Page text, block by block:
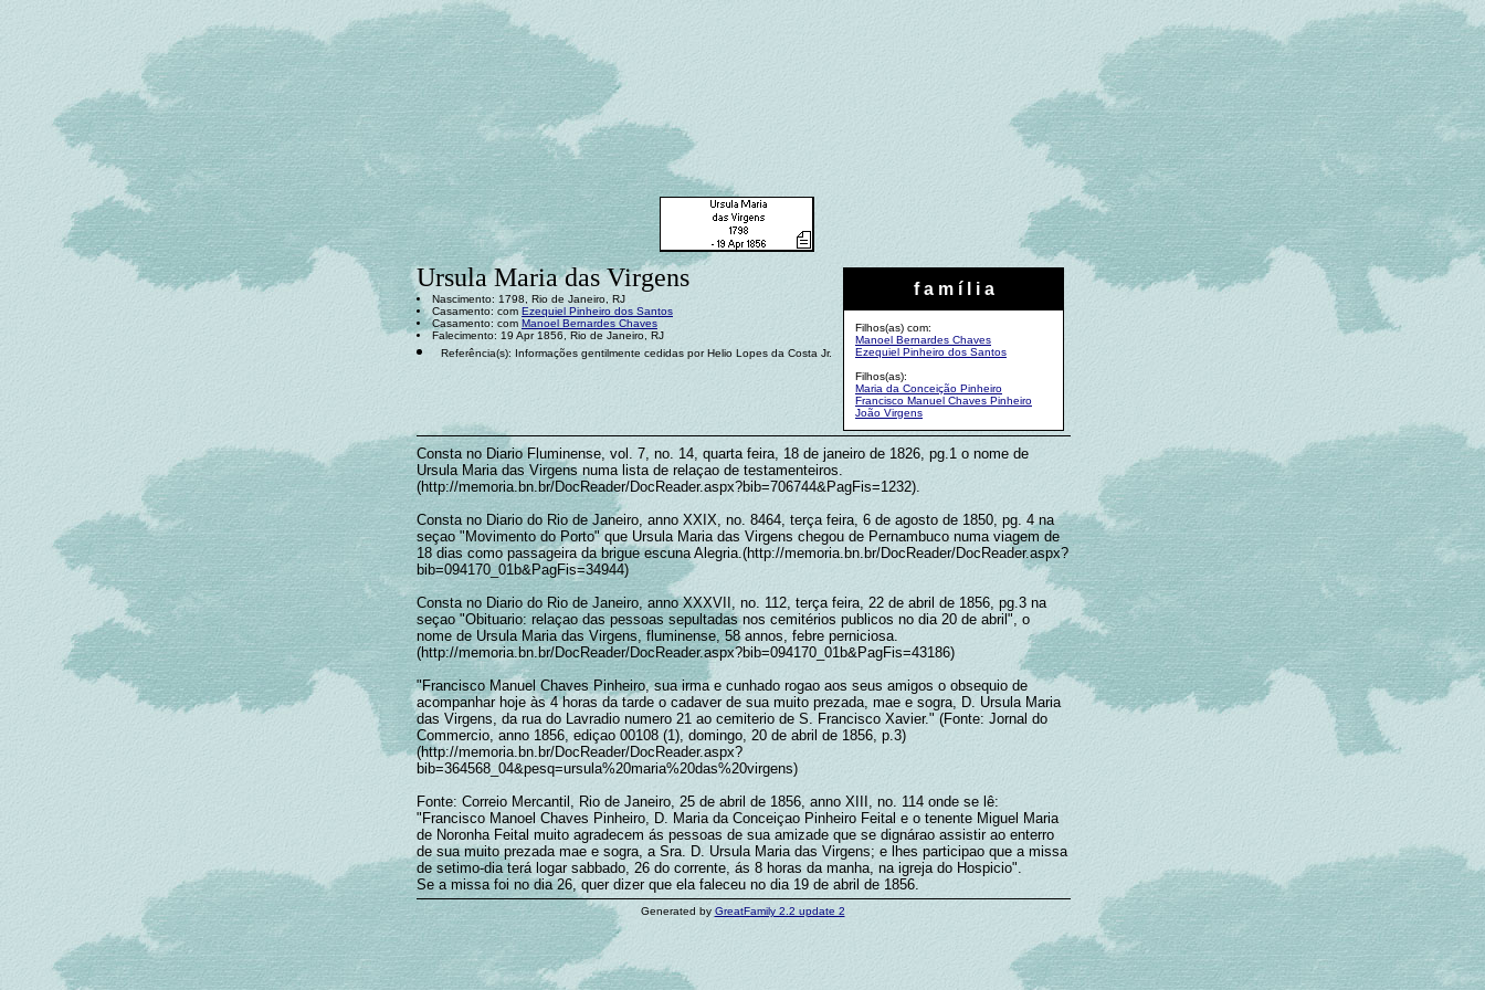
f a m í l i a
Filhos(as) com:
Manoel Bernardes Chaves
Ezequiel Pinheiro dos Santos
Filhos(as):
Maria da Conceição Pinheiro
Francisco Manuel Chaves Pinheiro
João Virgens
Ursula Maria das Virgens
Nascimento: 1798, Rio de Janeiro, RJ
Casamento: com Ezequiel Pinheiro dos Santos
Casamento: com Manoel Bernardes Chaves
Falecimento: 19 Apr 1856, Rio de Janeiro, RJ
Referência(s): Informações gentilmente cedidas por Helio Lopes da Costa Jr.
Consta no Diario Fluminense, vol. 7, no. 14, quarta feira, 18 de janeiro de 1826, pg.1 o nome de
Ursula Maria das Virgens numa lista de relaçao de testamenteiros.
(http://memoria.bn.br/DocReader/DocReader.aspx?bib=706744&PagFis=1232).
Consta no Diario do Rio de Janeiro, anno XXIX, no. 8464, terça feira, 6 de agosto de 1850, pg. 4 na
seçao "Movimento do Porto" que Ursula Maria das Virgens chegou de Pernambuco numa viagem de
18 dias como passageira da brigue escuna Alegria.(http://memoria.bn.br/DocReader/DocReader.aspx?
bib=094170_01b&PagFis=34944)
Consta no Diario do Rio de Janeiro, anno XXXVII, no. 112, terça feira, 22 de abril de 1856, pg.3 na
seçao "Obituario: relaçao das pessoas sepultadas nos cemitérios publicos no dia 20 de abril", o
nome de Ursula Maria das Virgens, fluminense, 58 annos, febre perniciosa.
(http://memoria.bn.br/DocReader/DocReader.aspx?bib=094170_01b&PagFis=43186)
"Francisco Manuel Chaves Pinheiro, sua irma e cunhado rogao aos seus amigos o obsequio de
acompanhar hoje às 4 horas da tarde o cadaver de sua muito prezada, mae e sogra, D. Ursula Maria
das Virgens, da rua do Lavradio numero 21 ao cemiterio de S. Francisco Xavier." (Fonte: Jornal do
Commercio, anno 1856, ediçao 00108 (1), domingo, 20 de abril de 1856, p.3)
(http://memoria.bn.br/DocReader/DocReader.aspx?
bib=364568_04&pesq=ursula%20maria%20das%20virgens)
Fonte: Correio Mercantil, Rio de Janeiro, 25 de abril de 1856, anno XIII, no. 114 onde se lê:
"Francisco Manoel Chaves Pinheiro, D. Maria da Conceiçao Pinheiro Feital e o tenente Miguel Maria
de Noronha Feital muito agradecem ás pessoas de sua amizade que se dignárao assistir ao enterro
de sua muito prezada mae e sogra, a Sra. D. Ursula Maria das Virgens; e lhes participao que a missa
de setimo-dia terá logar sabbado, 26 do corrente, ás 8 horas da manha, na igreja do Hospicio".
Se a missa foi no dia 26, quer dizer que ela faleceu no dia 19 de abril de 1856.
Generated by GreatFamily 2.2 update 2